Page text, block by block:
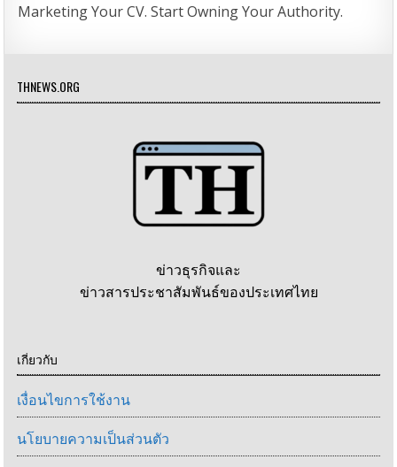
Marketing Your CV. Start Owning Your Authority.
THNEWS.ORG
ข่าวธุรกิจและ
ข่าวสารประชาสัมพันธ์ของประเทศไทย
เกี่ยวกับ
เงื่อนไขการใช้งาน
นโยบายความเป็นส่วนตัว